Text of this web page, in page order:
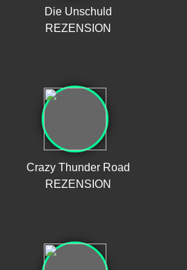
Die Unschuld
REZENSION
Crazy Thunder Road
REZENSION